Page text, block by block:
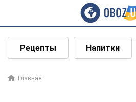
Рецепты Напитки
Главная